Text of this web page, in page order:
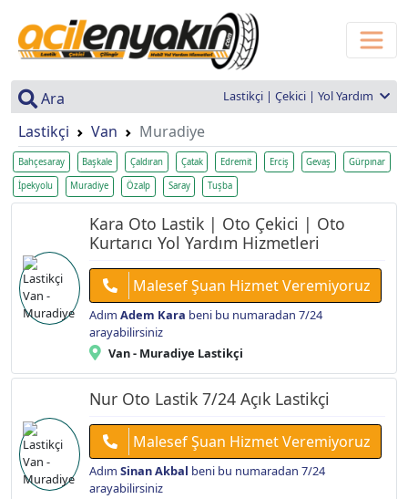
Ara Lastikçi | Çekici | Yol Yardım
Lastikçi Van Muradiye
Bahçesaray Başkale Çaldıran Çatak Edremit Erciş Gevaş Gürpınar
İpekyolu Muradiye Özalp Saray Tuşba
Kara Oto Lastik | Oto Çekici | Oto
Kurtarıcı Yol Yardım Hizmetleri
Malesef Şuan Hizmet Veremiyoruz
Adım Adem Kara beni bu numaradan 7/24
arayabilirsiniz
Van - Muradiye Lastikçi
Nur Oto Lastik 7/24 Açık Lastikçi
Malesef Şuan Hizmet Veremiyoruz
Adım Sinan Akbal beni bu numaradan 7/24
arayabilirsiniz